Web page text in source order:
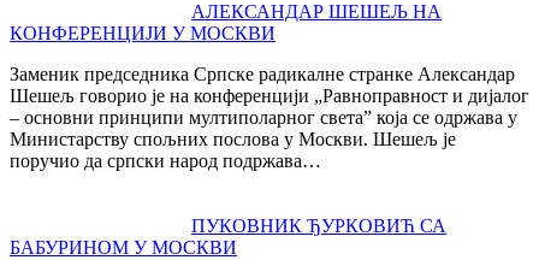
АЛЕКСАНДАР ШЕШЕЉ НА
КОНФЕРЕНЦИЈИ У МОСКВИ
Заменик председника Српске радикалне странке Александар
Шешељ говорио је на конференцији „Равноправност и дијалог
– основни принципи мултиполарног света” која се одржава у
Министарству спољних послова у Москви. Шешељ је
поручио да српски народ подржава…
ПУКОВНИК ЂУРКОВИЋ СА
БАБУРИНОМ У МОСКВИ